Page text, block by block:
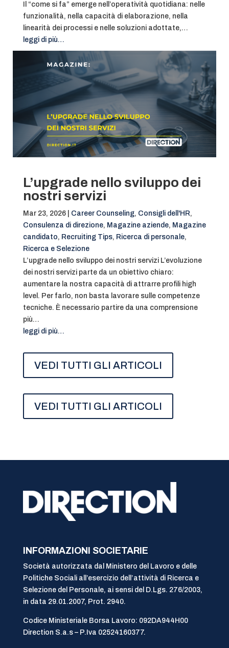
Il “come si fa” emerge nell’operatività quotidiana: nelle
funzionalità, nella capacità di elaborazione, nella
linearità dei processi e nelle soluzioni adottate,…
leggi di più…
L’upgrade nello sviluppo dei
nostri servizi
Mar 23, 2026| Career Counseling, Consigli dell'HR,
Consulenza di direzione, Magazine aziende, Magazine
candidato, Recruiting Tips, Ricerca di personale,
Ricerca e Selezione
L’upgrade nello sviluppo dei nostri servizi L’evoluzione
dei nostri servizi parte da un obiettivo chiaro:
aumentare la nostra capacità di attrarre profili high
level. Per farlo, non basta lavorare sulle competenze
tecniche. È necessario partire da una comprensione
più…
leggi di più…
VEDI TUTTI GLI ARTICOLI
VEDI TUTTI GLI ARTICOLI
INFORMAZIONI SOCIETARIE
Società autorizzata dal Ministero del Lavoro e delle
Politiche Sociali all’esercizio dell’attività di Ricerca e
Selezione del Personale, ai sensi del D.Lgs. 276/2003,
in data 29.01.2007, Prot. 2940.
Codice Ministeriale Borsa Lavoro: 092DA944H00
Direction S.a.s – P.Iva 02524160377.